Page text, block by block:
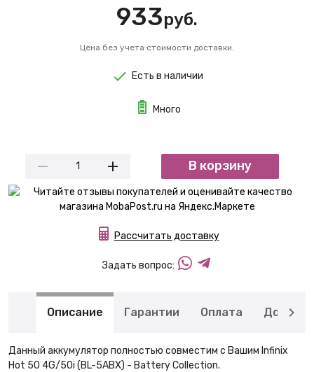
933руб.
Цена без учета стоимости доставки.
Есть в наличии
Много
В корзину
Рассчитать доставку
Задать вопрос:
Описание Гарантии Оплата
Данный аккумулятор полностью совместим с Вашим Infinix
Hot 50 4G/50i (BL-5ABX) - Battery Collection.